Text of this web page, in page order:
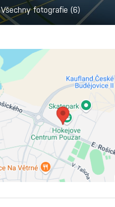
Všechny fotografie (6)